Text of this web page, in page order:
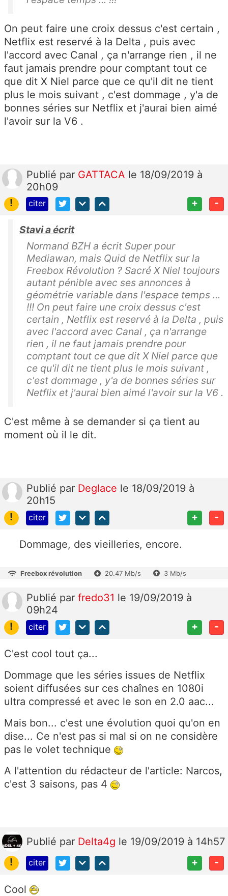
On peut faire une croix dessus c'est certain ,
Netflix est reservé à la Delta , puis avec
l'accord avec Canal , ça n'arrange rien , il ne
faut jamais prendre pour comptant tout ce
que dit X Niel parce que ce qu'il dit ne tient
plus le mois suivant , c'est dommage , y'a de
bonnes séries sur Netflix et j'aurai bien aimé
l'avoir sur la V6 .
Publié par GATTACA le 18/09/2019 à
20h09
!
citer + -
Stavi a écrit
Normand BZH a écrit Super pour
Mediawan, mais Quid de Netflix sur la
Freebox Révolution ? Sacré X Niel toujours
autant pénible avec ses annonces à
géométrie variable dans l'espace temps ...
!!! On peut faire une croix dessus c'est
certain , Netflix est reservé à la Delta , puis
avec l'accord avec Canal , ça n'arrange
rien , il ne faut jamais prendre pour
comptant tout ce que dit X Niel parce que
ce qu'il dit ne tient plus le mois suivant ,
c'est dommage , y'a de bonnes séries sur
Netflix et j'aurai bien aimé l'avoir sur la V6 .
C'est même à se demander si ça tient au
moment où il le dit.
Publié par Deglace le 18/09/2019 à
20h15
!
citer + -
Dommage, des vieilleries, encore.
Freebox révolution 20.47 Mb/s 3 Mb/s
Publié par fredo31 le 19/09/2019 à
09h24
!
citer + -
C'est cool tout ça...
Dommage que les séries issues de Netflix
soient diffusées sur ces chaînes en 1080i
ultra compressé et avec le son en 2.0 aac...
Mais bon... c'est une évolution quoi qu'on en
dise... Ce n'est pas si mal si on ne considère
pas le volet technique
A l'attention du rédacteur de l'article: Narcos,
c'est 3 saisons, pas 4
Publié par Delta4g le 19/09/2019 à 14h57
!
citer + -
Cool